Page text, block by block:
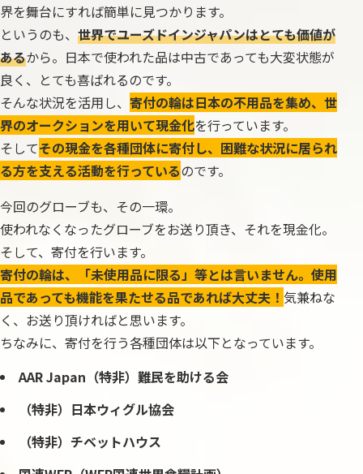
界を舞台にすれば簡単に見つかります。
というのも、 世界でユーズドインジャパンはとても価値が
あるから。日本で使われた品は中古であっても大変状態が
良く、とても喜ばれるのです。
そんな状況を活用し、 寄付の輪は日本の不用品を集め、世
界のオークションを用いて現金化を行っています。
そしてその現金を各種団体に寄付し、困難な状況に居られ
る方を支える活動を行っているのです。
今回のグローブも、その一環。
使われなくなったグローブをお送り頂き、それを現金化。
そして、寄付を行います。
寄付の輪は、「未使用品に限る」等とは言いません。使用
品であっても機能を果たせる品であれば大丈夫！ 気兼ねな
く、お送り頂ければと思います。
ちなみに、寄付を行う各種団体は以下となっています。
AAR Japan（特非）難民を助ける会
（特非）日本ウィグル協会
（特非）チベットハウス